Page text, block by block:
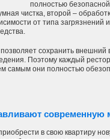
полностью
чистка, второй –
от типа загрязнений
сохранить
Поэтому каждый
самым они полностью
современную
в свою квартиру